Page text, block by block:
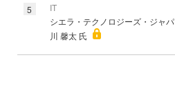
5
IT
シエラ・テクノロジーズ・ジャ
川 馨太 氏